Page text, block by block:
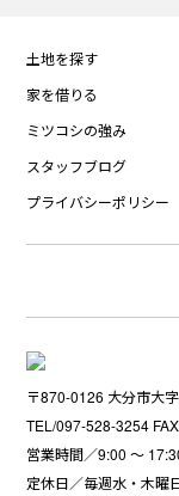
〒870-0126 大分市大
TEL/097-528-3254
営業時間／9:00 〜
定休日／毎週水・木曜
土地を探す
家を借りる
ミツコシの強み
スタッフブログ
プライバシーポリシー